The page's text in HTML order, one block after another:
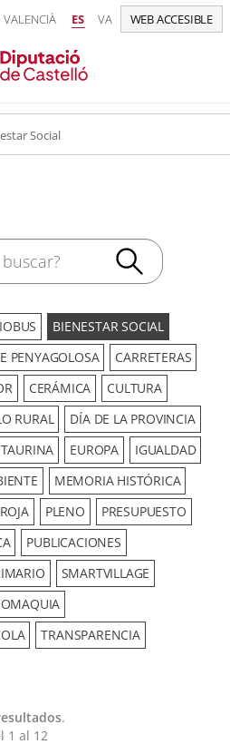
VALENCIÀ ES VA WEB ACCESIBLE
Social
BIENESTAR SOCIAL
PENYAGOLOSA
CARRETERAS
CERÁMICA
CULTURA
RURAL
DÍA DE LA PROVINCIA
EUROPA
IGUALDAD
MEMORIA HISTÓRICA
PLENO
PRESUPUESTO
PUBLICACIONES
SMARTVILLAGE
TRANSPARENCIA
.
1 al 12